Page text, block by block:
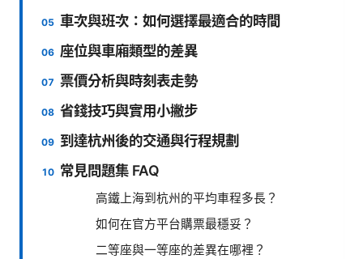
車次與班次：如何選擇最適合的時間
座位與車廂類型的差異
票價分析與時刻表走勢
省錢技巧與實用小撇步
到達杭州後的交通與行程規劃
常見問題集 FAQ
高鐵上海到杭州的平均車程多長？
如何在官方平台購票最穩妥？
二等座與一等座的差異在哪裡？